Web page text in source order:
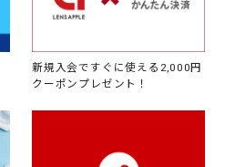
新規入会ですぐに使える2,000円
クーポンプレゼント！